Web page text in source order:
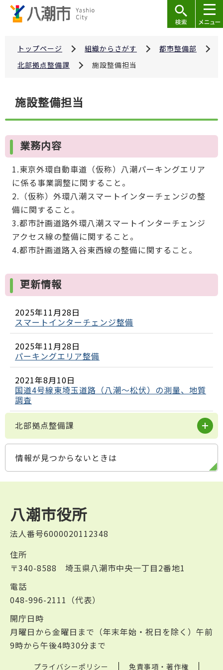
トップページ 組織からさがす
都市整備部
北部拠点整備課
施設整備担当
こ
こ
ら
施設整備担当
業務内容
1.東京外環自動車道（仮称）八潮パーキングエリア
に係る事業調整に関すること。
2.（仮称）外環八潮スマートインターチェンジの整
備に関すること。
3.都市計画道路外環八潮スマートインターチェンジ
アクセス線の整備に関すること。
4.都市計画道路入谷東西線の整備に関すること。
更新情報
2025年11月28日
スマートインターチェンジ整備
2025年11月28日
パーキングエリア整備
2021年8月10日
国道4号線東埼玉道路（八潮～松伏）の測量、地質
調査
北部拠点整備課
情報が見つからないときは
八潮市役所
法人番号6000020112348
住所
〒340-8588 埼玉県八潮市中央一丁目2番地1
電話
048-996-2111（代表）
開庁日時
月曜日から金曜日まで（年末年始・祝日を除く）午前
9時から午後4時30分まで
プライバシーポリシー 免責事項・著作権